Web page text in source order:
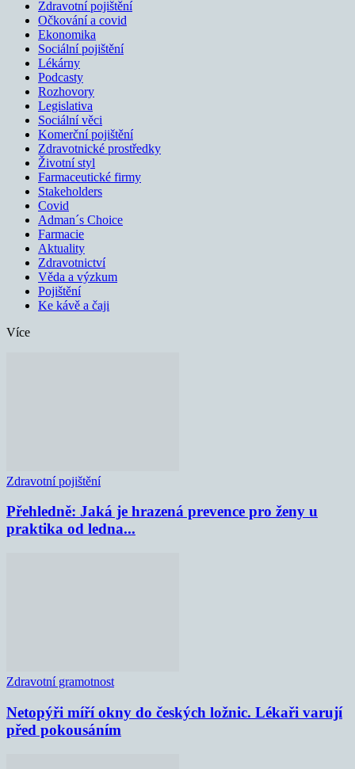
Zdravotní pojištění
Očkování a covid
Ekonomika
Sociální pojištění
Lékárny
Podcasty
Rozhovory
Legislativa
Sociální věci
Komerční pojištění
Zdravotnické prostředky
Životní styl
Farmaceutické firmy
Stakeholders
Covid
Adman´s Choice
Farmacie
Aktuality
Zdravotnictví
Věda a výzkum
Pojištění
Ke kávě a čaji
Více
Zdravotní pojištění
Přehledně: Jaká je hrazená prevence pro ženy u
praktika od ledna...
Zdravotní gramotnost
Netopýři míří okny do českých ložnic. Lékaři varují
před pokousáním